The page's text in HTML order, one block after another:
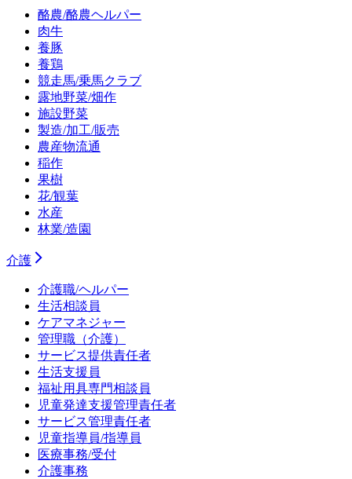
酪農/酪農ヘルパー
肉牛
養豚
養鶏
競走馬/乗馬クラブ
露地野菜/畑作
施設野菜
製造/加工/販売
農産物流通
稲作
果樹
花/観葉
水産
林業/造園
介護
介護職/ヘルパー
生活相談員
ケアマネジャー
管理職（介護）
サービス提供責任者
生活支援員
福祉用具専門相談員
児童発達支援管理責任者
サービス管理責任者
児童指導員/指導員
医療事務/受付
介護事務